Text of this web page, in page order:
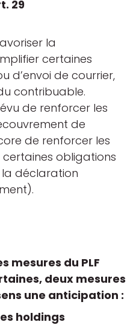
29
la
certaines
d’envoi de courrier,
contribuable.
de renforcer les
de
de renforcer les
obligations
déclaration
mesures du PLF
deux mesures
une anticipation :
holdings